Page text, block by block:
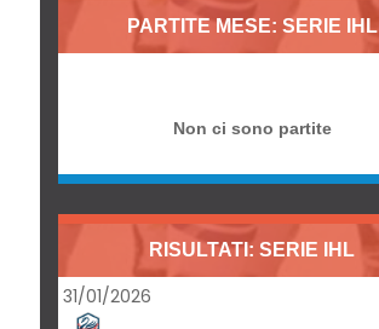
PARTITE MESE: SERIE IHL
Non ci sono partite
RISULTATI: SERIE IHL
31/01/2026